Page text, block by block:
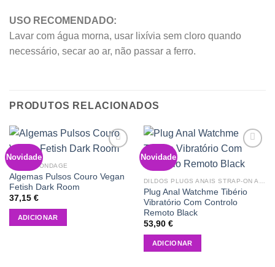
USO RECOMENDADO:
Lavar com água morna, usar lixívia sem cloro quando
necessário, secar ao ar, não passar a ferro.
PRODUTOS RELACIONADOS
Novidade
BDSM | BONDAGE
Algemas Pulsos Couro Vegan
Fetish Dark Room
37,15 €
ADICIONAR
Novidade
wishlist
Plug Anal Watchme Tibério
Vibratório Com Controlo
Remoto Black
53,90 €
ADICIONAR